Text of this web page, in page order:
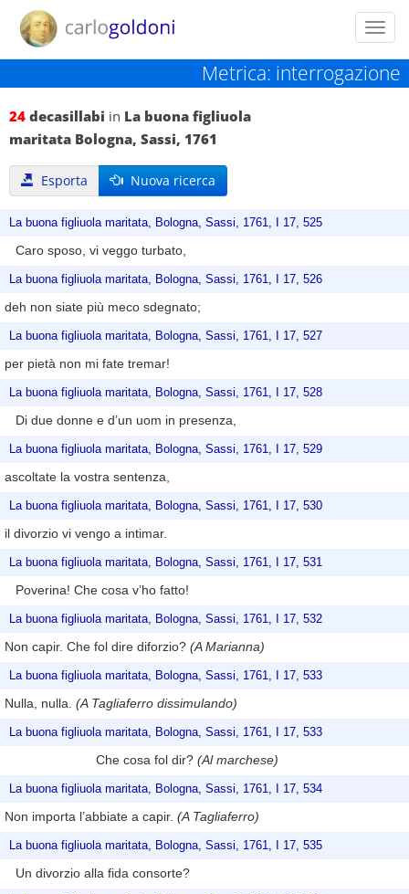
Metrica: interrogazione
24 decasillabi in La buona figliuola
maritata Bologna, Sassi, 1761
Esporta Nuova ricerca
La buona figliuola maritata, Bologna, Sassi, 1761, I 17, 525
Caro sposo, vi veggo turbato,
La buona figliuola maritata, Bologna, Sassi, 1761, I 17, 526
deh non siate più meco sdegnato;
La buona figliuola maritata, Bologna, Sassi, 1761, I 17, 527
per pietà non mi fate tremar!
La buona figliuola maritata, Bologna, Sassi, 1761, I 17, 528
Di due donne e d’un uom in presenza,
La buona figliuola maritata, Bologna, Sassi, 1761, I 17, 529
ascoltate la vostra sentenza,
La buona figliuola maritata, Bologna, Sassi, 1761, I 17, 530
il divorzio vi vengo a intimar.
La buona figliuola maritata, Bologna, Sassi, 1761, I 17, 531
Poverina! Che cosa v’ho fatto!
La buona figliuola maritata, Bologna, Sassi, 1761, I 17, 532
Non capir. Che fol dire diforzio? (A Marianna)
La buona figliuola maritata, Bologna, Sassi, 1761, I 17, 533
Nulla, nulla. (A Tagliaferro dissimulando)
La buona figliuola maritata, Bologna, Sassi, 1761, I 17, 533
Che cosa fol dir? (Al marchese)
La buona figliuola maritata, Bologna, Sassi, 1761, I 17, 534
Non importa l’abbiate a capir. (A Tagliaferro)
La buona figliuola maritata, Bologna, Sassi, 1761, I 17, 535
Un divorzio alla fida consorte?